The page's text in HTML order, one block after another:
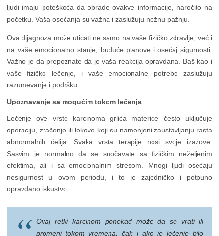
ljudi imaju poteškoća da obrade ovakve informacije, naročito na
početku. Vaša osećanja su važna i zaslužuju nežnu pažnju.
Ova dijagnoza može uticati ne samo na vaše fizičko zdravlje, već i
na vaše emocionalno stanje, buduće planove i osećaj sigurnosti.
Važno je da prepoznate da je vaša reakcija opravdana. Baš kao i
vaše fizičko lečenje, i vaše emocionalne potrebe zaslužuju
razumevanje i podršku.
Upoznavanje sa mogućim tokom lečenja
Lečenje ove vrste karcinoma grlića materice često uključuje
operaciju, zračenje ili lekove koji su namenjeni zaustavljanju rasta
abnormalnih ćelija. Svaka vrsta terapije nosi svoje izazove.
Sasvim je normalno da se suočavate sa fizičkim neželjenim
efektima, ali i sa emocionalnim stresom. Mnogi ljudi osećaju
nesigurnost u ovom periodu, i to je zajedničko i potpuno
opravdano iskustvo.
Ovaj retki karcinom ponekad može da se vrati ili
promeni tokom vremena, čak i ako je lečenje bilo